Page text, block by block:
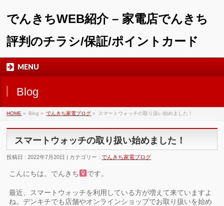
でんきちWEB紹介 – 家電店でんきち
評判のチラシ/保証/ポイントカード
MENU
Blog
HOME » Blog » でんきち家電ブログ » スマートウォッチの取り扱い始めました！
スマートウォッチの取り扱い始めました！
投稿日 : 2022年7月20日 | カテゴリー :でんきち家電ブログ
こんにちは。でんきち です。
最近、スマートウォッチを利用している方が増えて来ていますよ
ね。デンキチでも店舗やオンラインショップでお取り扱いを始め